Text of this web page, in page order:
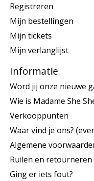
Registreren
Mijn bestellingen
Mijn tickets
Mijn verlanglijst
Informatie
Word jij onze nieuwe
Wie is Madame She
Verkooppunten
Waar vind je ons?
Algemene
Ruilen en retourneren
Ging er iets fout?